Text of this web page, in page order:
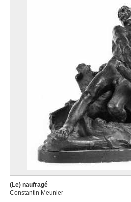
(Le) naufragé
Constantin Meunier